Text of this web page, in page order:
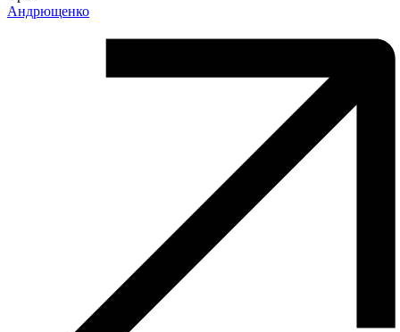
Андрющенко